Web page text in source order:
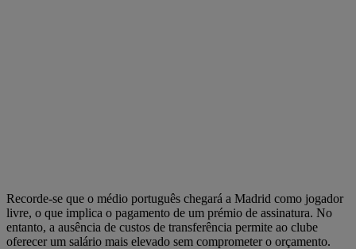
Recorde-se que o médio português chegará a Madrid como jogador
livre, o que implica o pagamento de um prémio de assinatura. No
entanto, a ausência de custos de transferência permite ao clube
oferecer um salário mais elevado sem comprometer o orçamento.